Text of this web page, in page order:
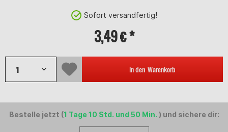
Sofort versandfertig!
3,49 € *
In den Warenkorb
Bestelle jetzt (1 Tage 10 Std. und 50 Min. ) und sichere dir: